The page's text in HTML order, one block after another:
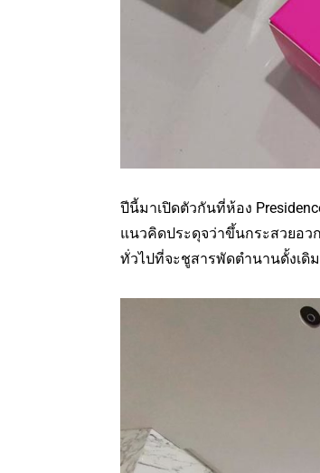
ปีนี้มาเปิดตัวกันที่ห้อง
แนวคิดประดุจว่าขึ้นกระสวยอว
ทั่วไปที่จะชูสารพัดตำนานดั้งเดิ